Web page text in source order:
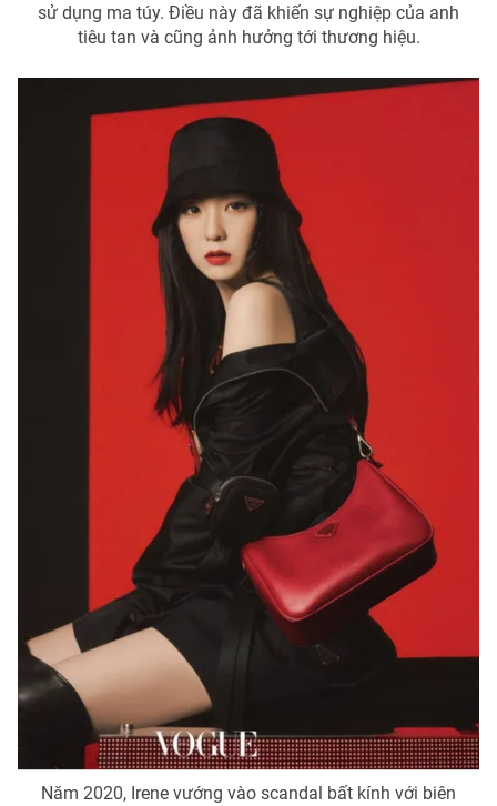
sử dụng ma túy. Điều này đã khiến sự nghiệp của anh
tiêu tan và cũng ảnh hưởng tới thương hiệu.
Năm 2020, Irene vướng vào scandal bất kính với biên